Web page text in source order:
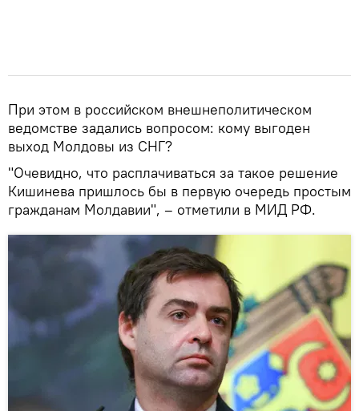
При этом в российском внешнеполитическом
ведомстве задались вопросом: кому выгоден
выход Молдовы из СНГ?
"Очевидно, что расплачиваться за такое решение
Кишинева пришлось бы в первую очередь простым
гражданам Молдавии", – отметили в МИД РФ.